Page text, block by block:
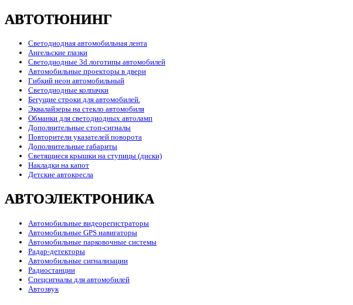
АВТОТЮНИНГ
Светодиодная автомобильная лента
Ангельские глазки
Светодиодные 3d логотипы автомобилей
Автомобильные проекторы в двери
Гибкий неон автомобильный
Светодиодные колпачки
Бегущие строки для автомобилей.
Эквалайзеры на стекло автомобиля
Обманки для светодиодных автоламп
Дополнительные стоп-сигналы
Повторители указателей поворота
Дополнительные габариты
Светящиеся крышки на ступицы (диски)
Накладки на капот
Детские автокресла
АВТОЭЛЕКТРОНИКА
Автомобильные видеорегистраторы
Автомобильные GPS навигаторы
Автомобильные парковочные системы
Радар-детекторы
Автомобильные сигнализации
Радиостанции
Спецсигналы для автомобилей
Автозвук